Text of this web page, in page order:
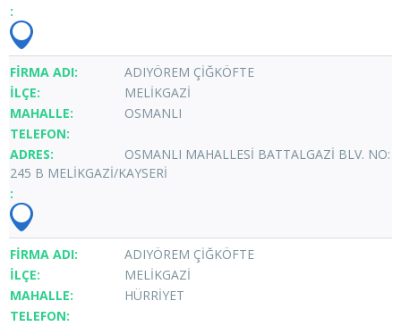
ADIYÖREM ÇİĞKÖFTE
MELİKGAZİ
OSMANLI
OSMANLI MAHALLESİ BATTALGAZİ BLV. NO:
245 B MELİKGAZİ/KAYSERİ
ADIYÖREM ÇİĞKÖFTE
MELİKGAZİ
HÜRRİYET